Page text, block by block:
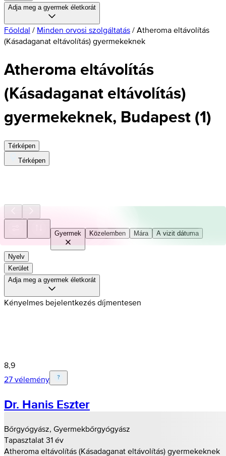
Adja meg a gyermek életkorát
Főoldal / Minden orvosi szolgáltatás / Atheroma eltávolítás
(Kásadaganat eltávolítás) gyermekeknek
Atheroma eltávolítás
(Kásadaganat eltávolítás)
gyermekeknek, Budapest(1)
Térképen
Térképen
Gyermek Közelemben Mára A vizit dátuma
Nyelv
Kerület
Adja meg a gyermek életkorát
Kényelmes bejelentkezés díjmentesen
8,9
27 vélemény
Dr. Hanis Eszter
Bőrgyógyász, Gyermekbőrgyógyász
Tapasztalat 31 év
Atheroma eltávolítás (Kásadaganat eltávolítás) gyermekeknek